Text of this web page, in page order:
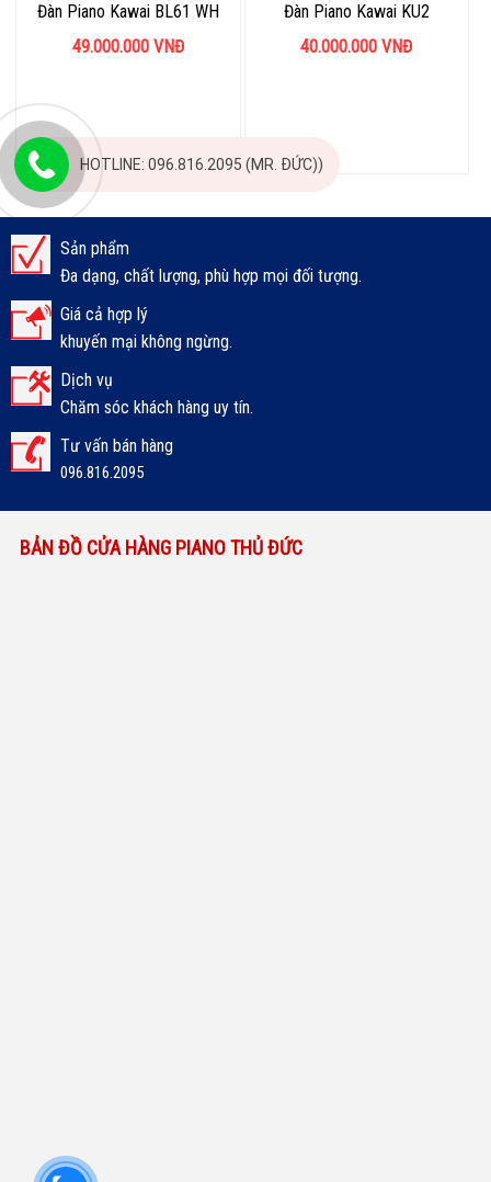
Đàn Piano Kawai BL61 WH
49.000.000 VNĐ
Đàn Piano Kawai KU2
40.000.000 VNĐ
Sản phẩm
Đa dạng, chất lượng, phù hợp mọi đối tượng.
Giá cả hợp lý
khuyến mại không ngừng.
Dịch vụ
Chăm sóc khách hàng uy tín.
Tư vấn bán hàng
096.816.2095
BẢN ĐỒ CỬA HÀNG PIANO THỦ ĐỨC
HOTLINE: 096.816.2095 (MR. ĐỨC))